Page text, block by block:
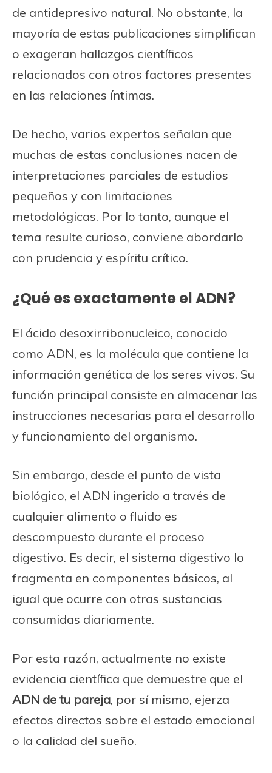
de antidepresivo natural. No obstante, la
mayoría de estas publicaciones simplifican
o exageran hallazgos científicos
relacionados con otros factores presentes
en las relaciones íntimas.
De hecho, varios expertos señalan que
muchas de estas conclusiones nacen de
interpretaciones parciales de estudios
pequeños y con limitaciones
metodológicas. Por lo tanto, aunque el
tema resulte curioso, conviene abordarlo
con prudencia y espíritu crítico.
¿Qué es exactamente el ADN?
El ácido desoxirribonucleico, conocido
como ADN, es la molécula que contiene la
información genética de los seres vivos. Su
función principal consiste en almacenar las
instrucciones necesarias para el desarrollo
y funcionamiento del organismo.
Sin embargo, desde el punto de vista
biológico, el ADN ingerido a través de
cualquier alimento o fluido es
descompuesto durante el proceso
digestivo. Es decir, el sistema digestivo lo
fragmenta en componentes básicos, al
igual que ocurre con otras sustancias
consumidas diariamente.
Por esta razón, actualmente no existe
evidencia científica que demuestre que el
ADN de tu pareja, por sí mismo, ejerza
efectos directos sobre el estado emocional
o la calidad del sueño.